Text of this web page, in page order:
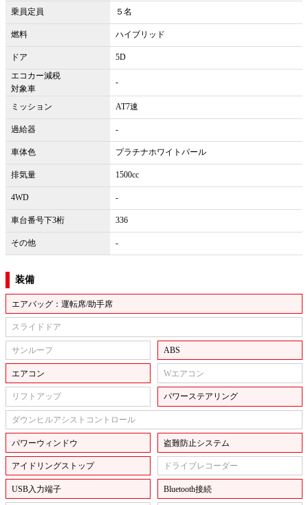
乗員定員 ５名
燃料 ハイブリッド
ドア
5D
エコカー減税
対象車
-
ミッション AT7速
過給器 -
車体色 プラチナホワイトパール
排気量 1500cc
4WD -
車台番号下3桁 336
その他 -
装備
エアバッグ：運転席/助手席
スライドドア
サンルーフ ABS
エアコン Wエアコン
リフトアップ パワーステアリング
ダウンヒルアシストコントロール
パワーウィンドウ 盗難防止システム
アイドリングストップ ドライブレコーダー
USB入力端子 Bluetooth接続